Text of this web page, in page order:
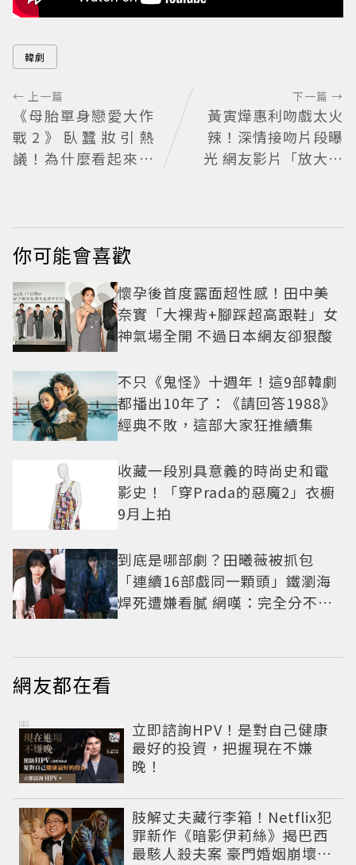
韓劇
← 上一篇
《母胎單身戀愛大作
戰2》臥蠶妝引熱
議！為什麼看起來這
下一篇 →
黃寅燁惠利吻戲太火
辣！深情接吻片段曝
光 網友影片「放大調
你可能會喜歡
懷孕後首度露面超性感！田中美
奈實「大裸背+腳踩超高跟鞋」女
神氣場全開 不過日本網友卻狠酸
不只《鬼怪》十週年！這9部韓劇
都播出10年了：《請回答1988》
經典不敗，這部大家狂推續集
收藏一段別具意義的時尚史和電
影史！「穿Prada的惡魔2」衣櫥
9月上拍
到底是哪部劇？田曦薇被抓包
「連續16部戲同一顆頭」鐵瀏海
焊死遭嫌看膩 網嘆：完全分不出
網友都在看
立即諮詢HPV！是對自己健康
最好的投資，把握現在不嫌
晚！
PR
肢解丈夫藏行李箱！Netflix犯
罪新作《暗影伊莉絲》揭巴西
最駭人殺夫案 豪門婚姻崩壞釀